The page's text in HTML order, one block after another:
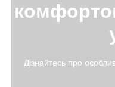
Дізнайтесь про